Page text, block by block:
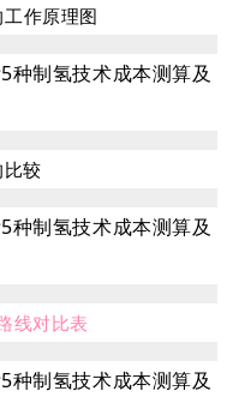
作原理图
较
线对比表